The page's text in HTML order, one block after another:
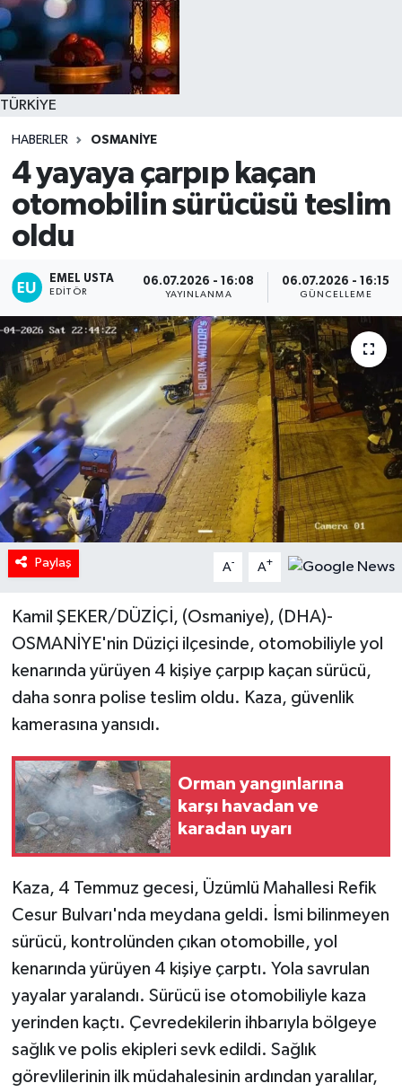
TÜRKİYE
HABERLER OSMANİYE
4 yayaya çarpıp kaçan
otomobilin sürücüsü teslim
oldu
EMEL USTA
EDITÖR
06.07.2026 - 16:08
YAYINLANMA
06.07.2026 - 16:15
GÜNCELLEME
Paylaş A- A+
Kamil ŞEKER/DÜZİÇİ, (Osmaniye), (DHA)-
OSMANİYE'nin Düziçi ilçesinde, otomobiliyle yol
kenarında yürüyen 4 kişiye çarpıp kaçan sürücü,
daha sonra polise teslim oldu. Kaza, güvenlik
kamerasına yansıdı.
Orman yangınlarına
karşı havadan ve
karadan uyarı
Kaza, 4 Temmuz gecesi, Üzümlü Mahallesi Refik
Cesur Bulvarı'nda meydana geldi. İsmi bilinmeyen
sürücü, kontrolünden çıkan otomobille, yol
kenarında yürüyen 4 kişiye çarptı. Yola savrulan
yayalar yaralandı. Sürücü ise otomobiliyle kaza
yerinden kaçtı. Çevredekilerin ihbarıyla bölgeye
sağlık ve polis ekipleri sevk edildi. Sağlık
görevlilerinin ilk müdahalesinin ardından yaralılar,